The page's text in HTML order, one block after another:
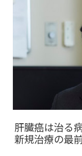
肝臓癌は治る
新規治療の最